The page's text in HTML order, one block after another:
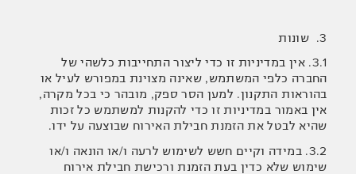
3. שונות
3.1. אין במדיניות זו כדי ליצור התחייבות כלשהי של
החברה כלפי המשתמש, שאינה מצוינת במפורש לעיל או
בהוראות התקנון. למען הסר ספק, מובהר כי בכל מקרה,
אין באמור במדיניות זו כדי להקנות למשתמש כל זכות
שהיא לבטל את הזמנת חבילת האירוח שבוצעה על ידו.
3.2. במידה וקיים חשש לשימוש לרעה ו/או הונאה ו/או
שימוש שלא כדין בעת הזמנת ורכישת חבילת אירוח